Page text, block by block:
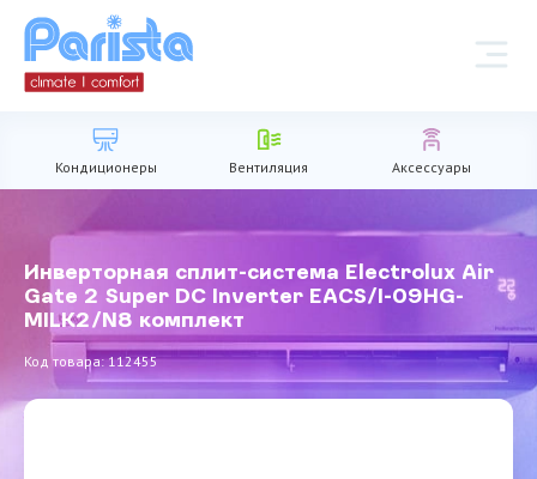
Кондиционеры Вентиляция Аксессуары
Инверторная сплит-система Electrolux Air
Gate 2 Super DC Inverter EACS/I-09HG-
MILK2/N8 комплект
Код товара: 112455